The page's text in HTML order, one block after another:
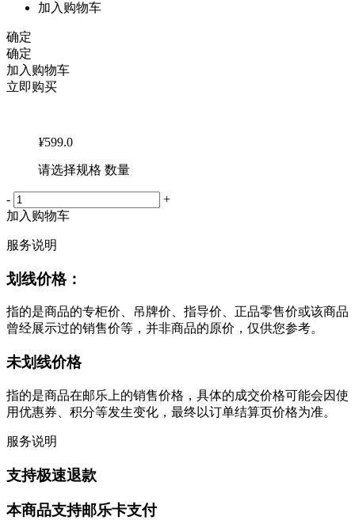
加入购物车
确定
确定
加入购物车
立即购买
¥599.0
请选择规格 数量
-
+
加入购物车
服务说明
划线价格：
指的是商品的专柜价、吊牌价、指导价、正品零售价或该商品
曾经展示过的销售价等，并非商品的原价，仅供您参考。
未划线价格
指的是商品在邮乐上的销售价格，具体的成交价格可能会因使
用优惠券、积分等发生变化，最终以订单结算页价格为准。
服务说明
支持极速退款
本商品支持邮乐卡支付